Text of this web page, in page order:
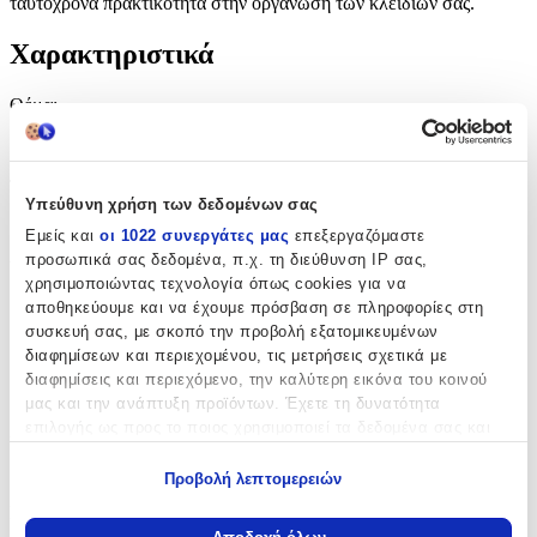
Υπεύθυνη χρήση των δεδομένων σας
Εμείς και οι 1022 συνεργάτες μας επεξεργαζόμαστε
προσωπικά σας δεδομένα, π.χ. τη διεύθυνση IP σας,
χρησιμοποιώντας τεχνολογία όπως cookies για να
αποθηκεύουμε και να έχουμε πρόσβαση σε πληροφορίες στη
συσκευή σας, με σκοπό την προβολή εξατομικευμένων
διαφημίσεων και περιεχομένου, τις μετρήσεις σχετικά με
διαφημίσεις και περιεχόμενο, την καλύτερη εικόνα του κοινού
μας και την ανάπτυξη προϊόντων. Έχετε τη δυνατότητα
Να συλλέξουμε πληροφορίες σχετικά με τη γεωγραφική
Προβολή λεπτομερειών
Χαρακτηριστικά
Θέμα:
Μπρελόκ
Υλικό:
Μεταλλικό
με Led:
Όχι